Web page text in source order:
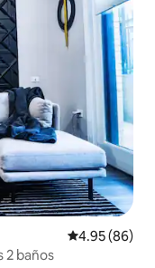
Calificación
4.95 (86)
2 baños